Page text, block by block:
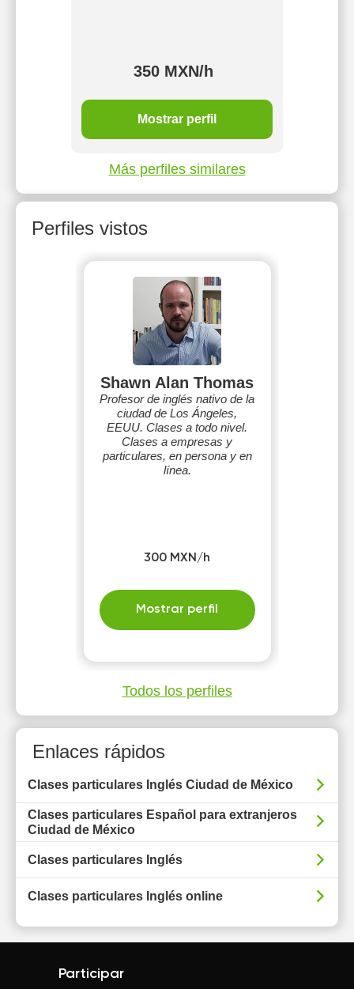
350 MXN/h
Mostrar perfil
Más perfiles similares
Perfiles vistos
Shawn Alan Thomas
Profesor de inglés nativo de la
ciudad de Los Ángeles,
EEUU. Clases a todo nivel.
Clases a empresas y
particulares, en persona y en
línea.
300 MXN/h
Mostrar perfil
Todos los perfiles
Enlaces rápidos
Clases particulares Inglés Ciudad de México
Clases particulares Español para extranjeros
Ciudad de México
Clases particulares Inglés
Clases particulares Inglés online
Participar